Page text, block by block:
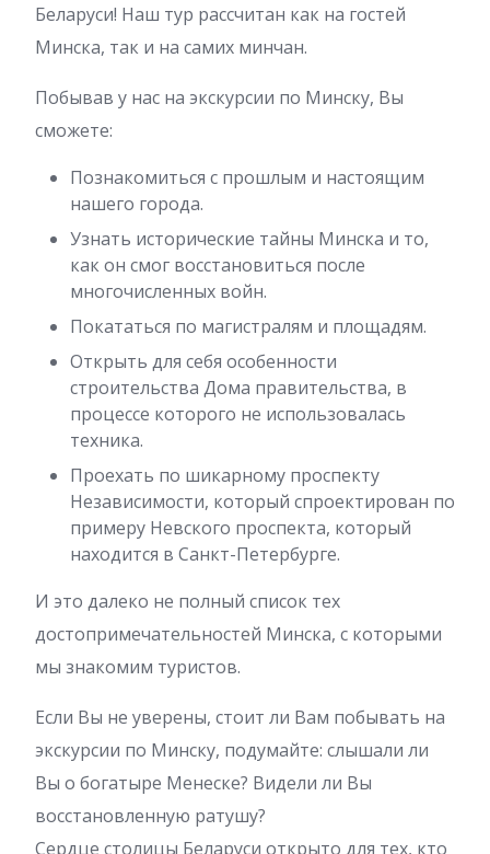
Беларуси! Наш тур рассчитан как на гостей
Минска, так и на самих минчан.
Побывав у нас на экскурсии по Минску, Вы
сможете:
Познакомиться с прошлым и настоящим
нашего города.
Узнать исторические тайны Минска и то,
как он смог восстановиться после
многочисленных войн.
Покататься по магистралям и площадям.
Открыть для себя особенности
строительства Дома правительства, в
процессе которого не использовалась
техника.
Проехать по шикарному проспекту
Независимости, который спроектирован по
примеру Невского проспекта, который
находится в Санкт-Петербурге.
И это далеко не полный список тех
достопримечательностей Минска, с которыми
мы знакомим туристов.
Если Вы не уверены, стоит ли Вам побывать на
экскурсии по Минску, подумайте: слышали ли
Вы о богатыре Менеске? Видели ли Вы
восстановленную ратушу?
Сердце столицы Беларуси открыто для тех, кто